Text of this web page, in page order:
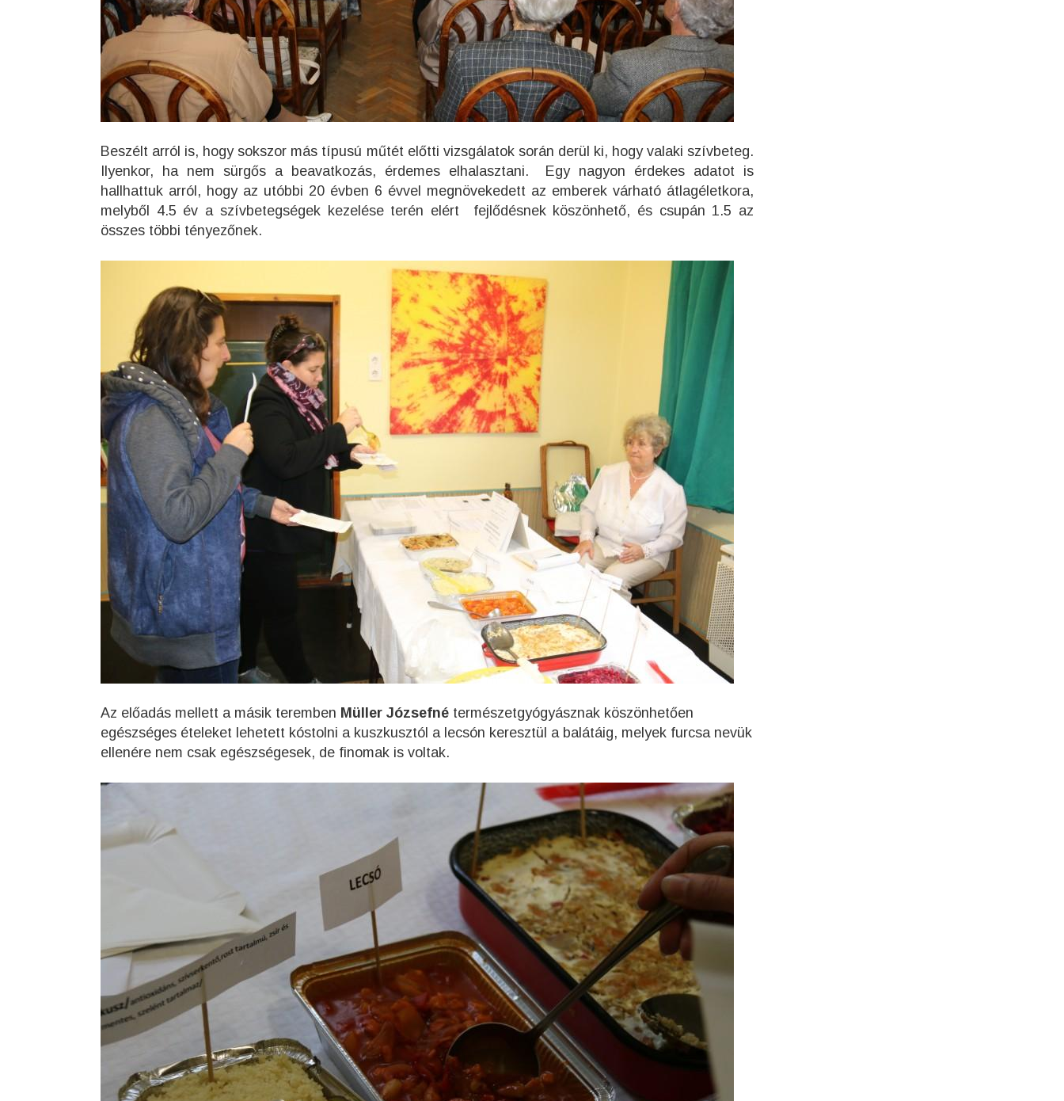
Beszélt arról is, hogy sokszor más típusú műtét előtti vizsgálatok során derül ki, hogy valaki szívbeteg.
Ilyenkor, ha nem sürgős a beavatkozás, érdemes elhalasztani. Egy nagyon érdekes adatot is
hallhattuk arról, hogy az utóbbi 20 évben 6 évvel megnövekedett az emberek várható átlagéletkora,
melyből 4.5 év a szívbetegségek kezelése terén elért fejlődésnek köszönhető, és csupán 1.5 az
összes többi tényezőnek.
Az előadás mellett a másik teremben Müller Józsefné természetgyógyásznak köszönhetően
egészséges ételeket lehetett kóstolni a kuszkusztól a lecsón keresztül a balátáig, melyek furcsa nevük
ellenére nem csak egészségesek, de finomak is voltak.